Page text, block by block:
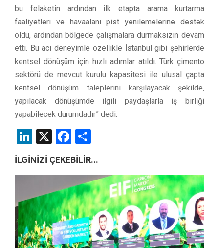
bu felaketin ardından ilk etapta arama kurtarma
faaliyetleri ve havaalanı pist yenilemelerine destek
oldu, ardından bölgede çalışmalara durmaksızın devam
etti. Bu acı deneyimle özellikle İstanbul gibi şehirlerde
kentsel dönüşüm için hızlı adımlar atıldı. Türk çimento
sektörü de mevcut kurulu kapasitesi ile ulusal çapta
kentsel dönüşüm taleplerini karşılayacak şekilde,
yapılacak dönüşümde ilgili paydaşlarla iş birliği
yapabilecek durumdadır” dedi.
LinkedIn
X Facebook
İLGİNİZİ ÇEKEBİLİR...